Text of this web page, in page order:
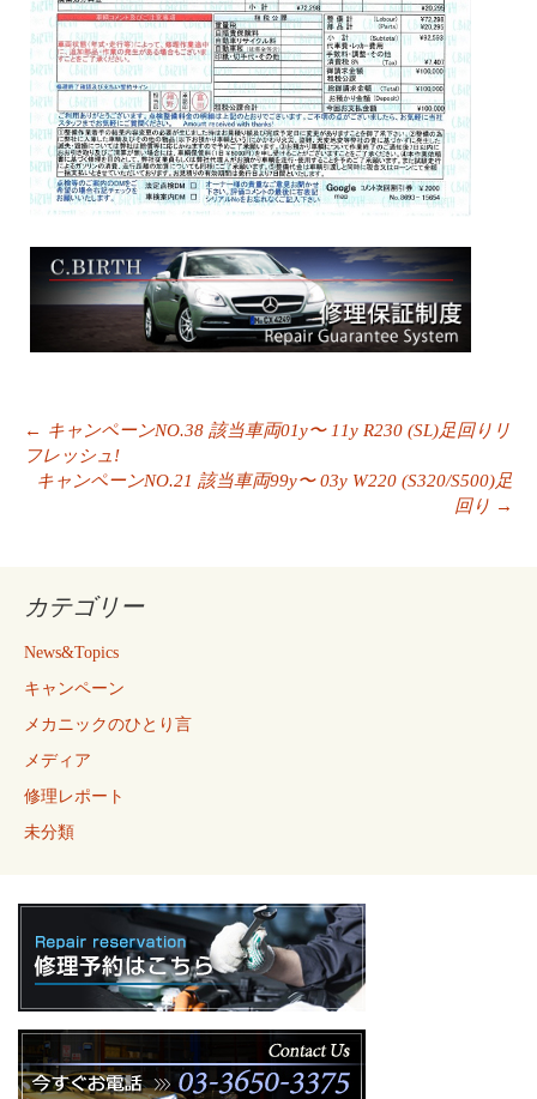
← キャンペーンNO.38 該当車両01y〜 11y R230 (SL)足回りリ
フレッシュ!
キャンペーンNO.21 該当車両99y〜 03y W220 (S320/S500)足
回り →
カテゴリー
News&Topics
キャンペーン
メカニックのひとり言
メディア
修理レポート
未分類